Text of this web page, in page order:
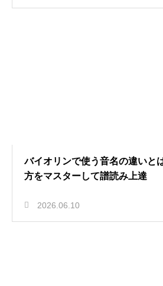
バイオリンで使う音名の違いと
方をマスターして譜読み上達
2026.06.10